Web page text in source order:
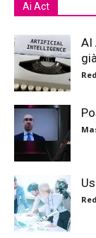
Ai Act
AI